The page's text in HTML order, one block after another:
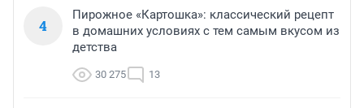
4
Пирожное «Картошка»: классический рецепт
в домашних условиях с тем самым вкусом из
детства
30 275 13